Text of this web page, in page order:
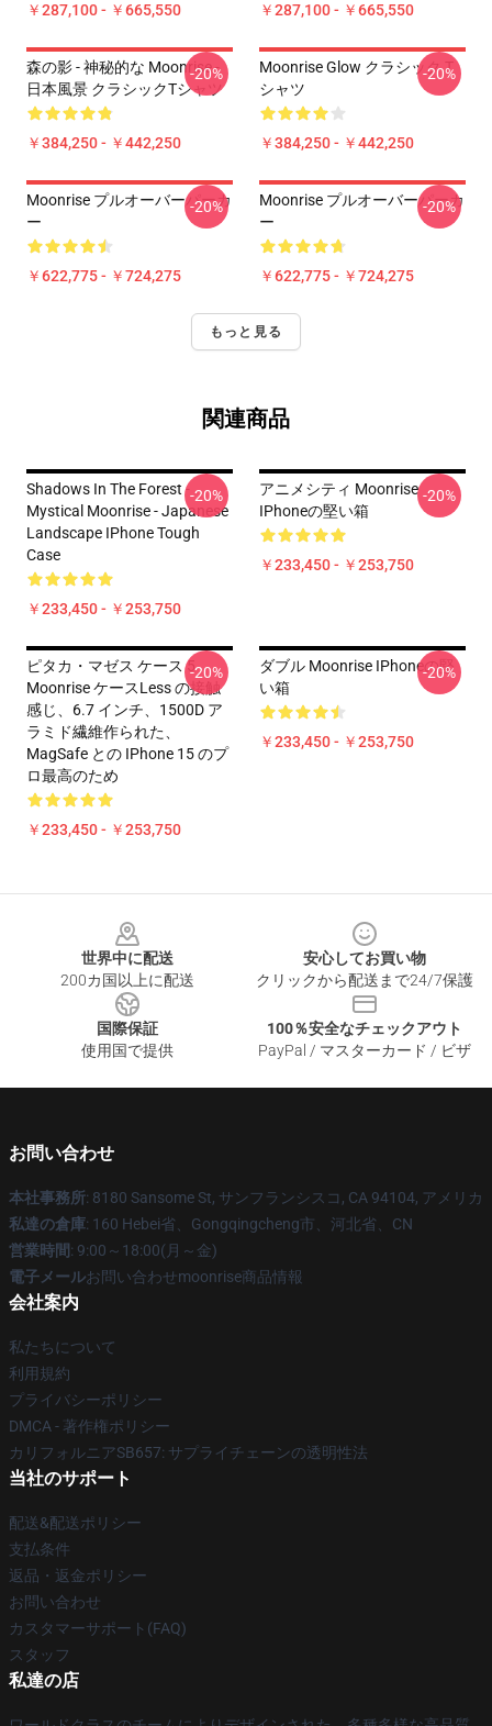
￥287,100 - ￥665,550 ￥287,100 - ￥665,550
森の影 - 神秘的な Moonrise -
日本風景 クラシックTシャツ
￥384,250 - ￥442,250
-20%
Moonrise Glow クラシック T
シャツ
￥384,250 - ￥442,250
-20%
Moonrise プルオーバーパーカ
ー
￥622,775 - ￥724,275
-20%
Moonrise プルオーバーパーカ
ー
￥622,775 - ￥724,275
-20%
もっと見る
関連商品
Shadows In The Forest -
Mystical Moonrise - Japanese
Landscape IPhone Tough
Case
￥233,450 - ￥253,750
-20%
アニメシティ Moonrise
IPhoneの堅い箱
￥233,450 - ￥253,750
-20%
ピタカ・マゼス ケース 5
Moonrise ケースLess の接触
感じ、6.7 インチ、1500D ア
ラミド繊維作られた、
MagSafe との IPhone 15 のプ
ロ最高のため
￥233,450 - ￥253,750
-20%
ダブル Moonrise IPhoneの堅
い箱
￥233,450 - ￥253,750
-20%
世界中に配送
200カ国以上に配送
安心してお買い物
クリックから配送まで24/7保護
国際保証
使用国で提供
100％安全なチェックアウト
PayPal / マスターカード / ビザ
お問い合わせ
本社事務所: 8180 Sansome St, サンフランシスコ, CA 94104, アメリカ
私達の倉庫: 160 Hebei省、Gongqingcheng市、河北省、CN
営業時間: 9:00～18:00(月～金)
電子メールお問い合わせmoonrise商品情報
会社案内
私たちについて
利用規約
プライバシーポリシー
DMCA - 著作権ポリシー
カリフォルニアSB657: サプライチェーンの透明性法
当社のサポート
配送&配送ポリシー
支払条件
返品・返金ポリシー
お問い合わせ
カスタマーサポート(FAQ)
スタッフ
私達の店